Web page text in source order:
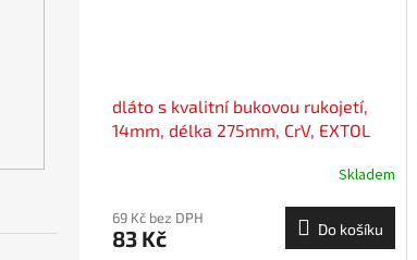
dláto s kvalitní bukovou rukojetí,
14mm, délka 275mm, CrV, EXTOL
Skladem
69 Kč bez DPH
83 Kč Do košíku